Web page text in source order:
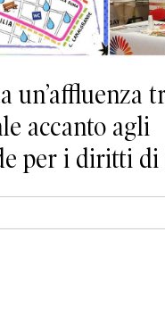
un’affluenza
accanto agli
per i diritti